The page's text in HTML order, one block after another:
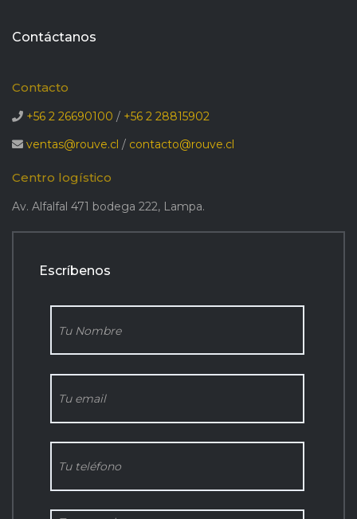
Contáctanos
Contacto
+56 2 26690100 / +56 2 28815902
ventas@rouve.cl / contacto@rouve.cl
Centro logístico
Av. Alfalfal 471 bodega 222, Lampa.
Escríbenos